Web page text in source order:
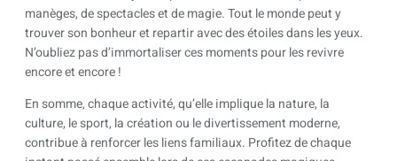
manèges, de spectacles et de magie. Tout le monde peut y
trouver son bonheur et repartir avec des étoiles dans les yeux.
N’oubliez pas d’immortaliser ces moments pour les revivre
encore et encore !
En somme, chaque activité, qu’elle implique la nature, la
culture, le sport, la création ou le divertissement moderne,
contribue à renforcer les liens familiaux. Profitez de chaque